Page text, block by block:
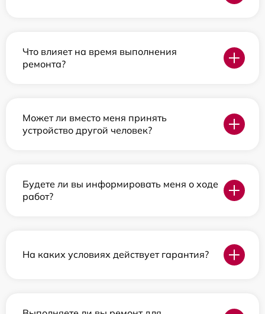
Что влияет на время выполнения
ремонта?
Может ли вместо меня принять
устройство другой человек?
Будете ли вы информировать меня о ходе
работ?
На каких условиях действует гарантия?